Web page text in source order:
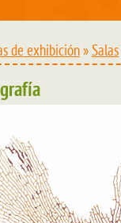
de exhibición»Salas